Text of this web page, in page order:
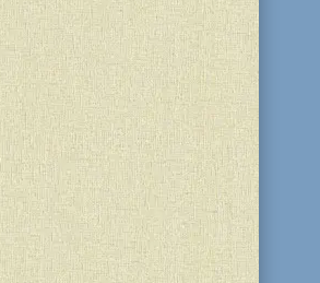
на наш
Пасхальный Седер,
в